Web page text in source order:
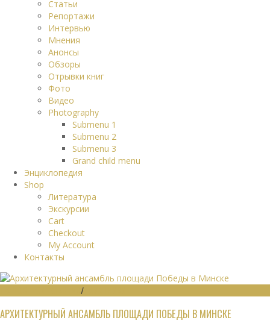
Статьи
Репортажи
Интервью
Мнения
Анонсы
Обзоры
Отрывки книг
Фото
Видео
Photography
Submenu 1
Submenu 2
Submenu 3
Grand child menu
Энциклопедия
Shop
Литература
Экскурсии
Cart
Checkout
My Account
Контакты
/
АРХИТЕКТУРНЫЙ АНСАМБЛЬ ПЛОЩАДИ ПОБЕДЫ В МИНСКЕ